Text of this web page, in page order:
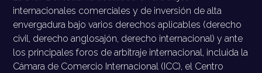
internacionales comerciales y de inversión de alta
envergadura bajo varios derechos aplicables (derecho
civil, derecho anglosajón, derecho internacional) y ante
los principales foros de arbitraje internacional, incluida la
Cámara de Comercio Internacional (ICC), el Centro